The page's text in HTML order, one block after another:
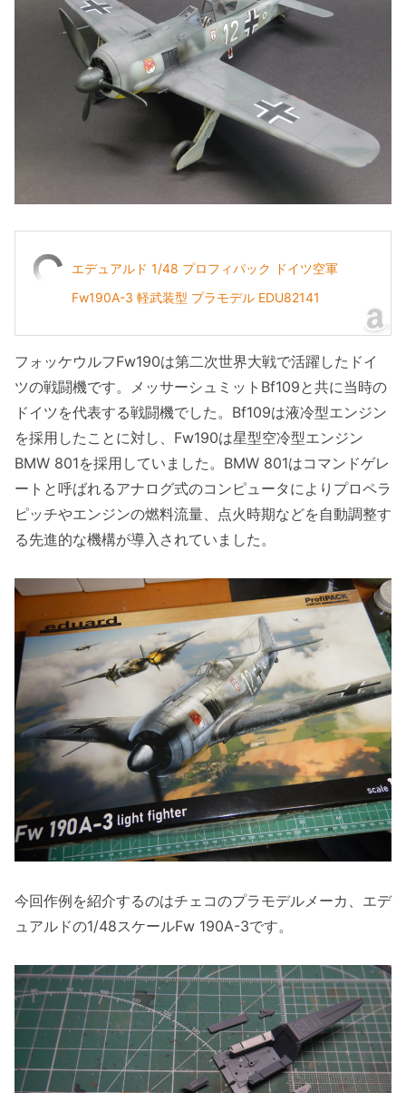
エデュアルド 1/48 プロフィパック ドイツ空軍
Fw190A-3 軽武装型 プラモデル EDU82141
フォッケウルフFw190は第二次世界大戦で活躍したドイ
ツの戦闘機です。メッサーシュミットBf109と共に当時の
ドイツを代表する戦闘機でした。Bf109は液冷型エンジン
を採用したことに対し、Fw190は星型空冷型エンジン
BMW 801を採用していました。BMW 801はコマンドゲレ
ートと呼ばれるアナログ式のコンピュータによりプロペラ
ピッチやエンジンの燃料流量、点火時期などを自動調整す
る先進的な機構が導入されていました。
今回作例を紹介するのはチェコのプラモデルメーカ、エデ
ュアルドの1/48スケールFw 190A-3です。